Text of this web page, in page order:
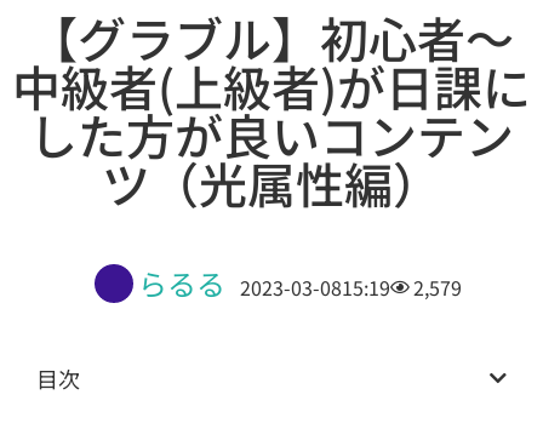
【グラブル】初心者～
中級者(上級者)が日課に
した方が良いコンテン
ツ（光属性編）
らるる 2023-03-0815:19 2,579
目次